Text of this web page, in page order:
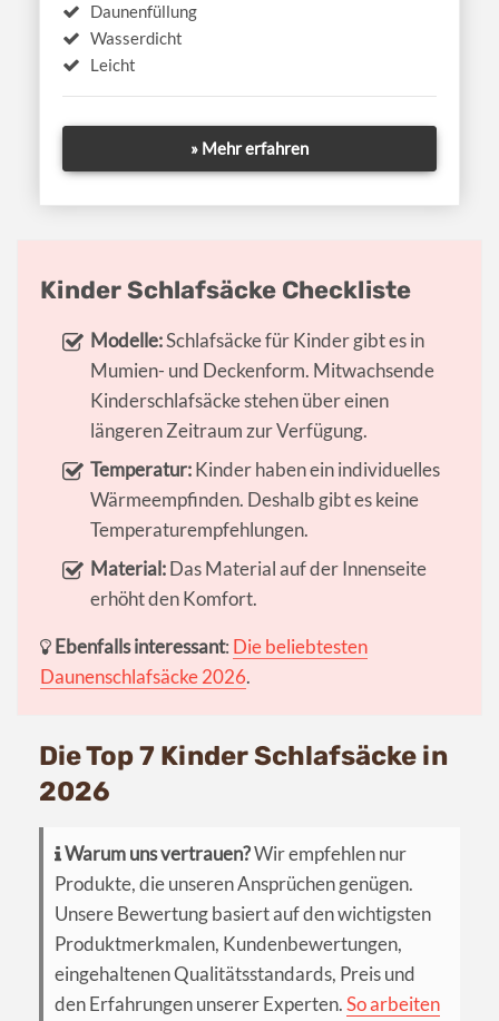
Daunenfüllung
Wasserdicht
Leicht
» Mehr erfahren
Kinder Schlafsäcke Checkliste
Modelle:Schlafsäcke für Kinder gibt es in
Mumien- und Deckenform. Mitwachsende
Kinderschlafsäcke stehen über einen
längeren Zeitraum zur Verfügung.
Temperatur:Kinder haben ein individuelles
Wärmeempfinden. Deshalb gibt es keine
Temperaturempfehlungen.
Material:Das Material auf der Innenseite
erhöht den Komfort.
Ebenfalls interessant: Die beliebtesten
Daunenschlafsäcke 2026.
Die Top 7 Kinder Schlafsäcke in
2026
Warum uns vertrauen?Wir empfehlen nur
Produkte, die unseren Ansprüchen genügen.
Unsere Bewertung basiert auf den wichtigsten
Produktmerkmalen, Kundenbewertungen,
eingehaltenen Qualitätsstandards, Preis und
den Erfahrungen unserer Experten.So arbeiten